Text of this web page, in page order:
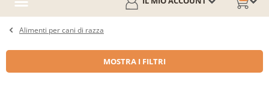
Alimenti per cani di razza
MOSTRA I FILTRI